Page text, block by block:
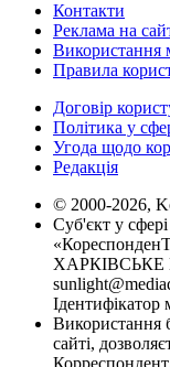
Контакти
Реклама на
Використання
Правила
Договір
Політика у
Угода щодо
Редакція
© 2000-2026,
Суб'єкт у
ХАРКІВСЬКЕ
Ідентифікатор
Використання
сайті,